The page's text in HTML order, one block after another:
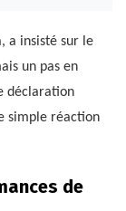
a insisté sur le
un pas en
déclaration
simple réaction
de